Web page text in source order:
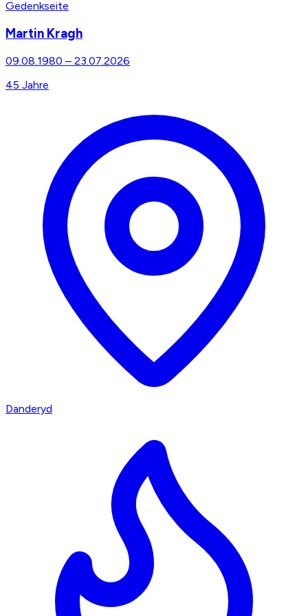
Gedenkseite
Martin Kragh
09.08.1980 – 23.07.2026
45 Jahre
Danderyd